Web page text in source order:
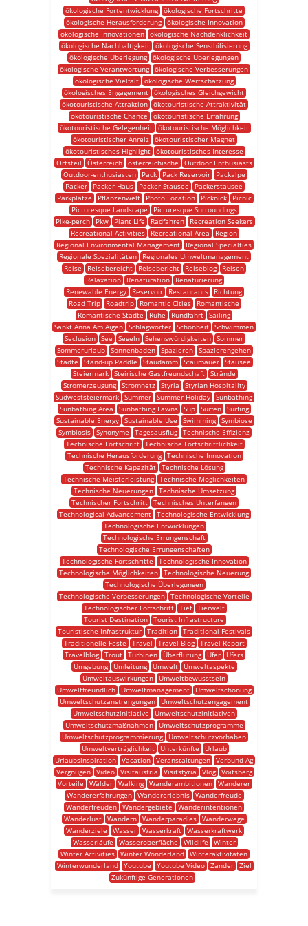
ökologische Fortentwicklung ökologische Fortschritte
ökologische Herausforderung
ökologische Innovation
ökologische Innovationen ökologische Nachdenklichkeit
ökologische Nachhaltigkeit
ökologische Sensibilisierung
ökologische Überlegung ökologische Überlegungen
ökologische Verantwortung ökologische Verbesserungen
ökologische Vielfalt
ökologische Wertschätzung
ökologisches Engagement ökologisches Gleichgewicht
ökotouristische Attraktion ökotouristische Attraktivität
ökotouristische Chance
ökotouristische Erfahrung
ökotouristische Gelegenheit
ökotouristische Möglichkeit
ökotouristischer Anreiz ökotouristischer Magnet
ökotouristisches Highlight
ökotouristisches Interesse
Ortsteil
Österreich österreichische
Outdoor Enthusiasts
Outdoor-enthusiasten
Pack Pack Reservoir
Packalpe
Packer
Packer Haus Packer Stausee
Packerstausee
Parkplätze
Pflanzenwelt Photo Location Picknick
Picnic
Picturesque Landscape
Picturesque Surroundings
Pike-perch
Pkw Plant Life Radfahren
Recreation Seekers
Recreational Activities
Recreational Area
Region
Regional Environmental Management
Regional Specialties
Regionale Spezialitäten
Regionales Umweltmanagement
Reise
Reisebereicht Reisebericht Reiseblog
Reisen
Relaxation
Renaturation
Renaturierung
Renewable Energy
Reservoir Restaurants
Richtung
Road Trip
Roadtrip Romantic Cities
Romantische
Romantische Städte
Ruhe Rundfahrt Sailing
Sankt Anna Am Aigen Schlagwörter Schönheit Schwimmen
Seclusion See Segeln Sehenswürdigkeiten Sommer
Sommerurlaub Sonnenbaden Spazieren Spazierengehen
Städte
Stand-up Paddle Staudamm Staumauer Stausee
Steiermark
Steirische Gastfreundschaft
Strände
Stromerzeugung
Stromnetz Styria
Styrian Hospitality
Südweststeiermark Summer Summer Holiday Sunbathing
Sunbathing Area
Sunbathing Lawns Sup Surfen
Surfing
Sustainable Energy
Sustainable Use Swimming
Symbiose
Symbiosis Synonyme Tagesausflug Technische Effizienz
Technische Fortschritt
Technische Fortschrittlichkeit
Technische Herausforderung
Technische Innovation
Technische Kapazität
Technische Lösung
Technische Meisterleistung Technische Möglichkeiten
Technische Neuerungen Technische Umsetzung
Technischer Fortschritt Technisches Unterfangen
Technological Advancement Technologische Entwicklung
Technologische Entwicklungen
Technologische Errungenschaft
Technologische Errungenschaften
Technologische Fortschritte
Technologische Innovation
Technologische Möglichkeiten Technologische Neuerung
Technologische Überlegungen
Technologische Verbesserungen
Technologische Vorteile
Technologischer Fortschritt
Tief
Tierwelt
Tourist Destination Tourist Infrastructure
Touristische Infrastruktur Tradition Traditional Festivals
Traditionelle Feste
Travel Travel Blog
Travel Report
Travelblog Trout Turbinen Überflutung Ufer
Ufers
Umgebung
Umleitung Umwelt
Umweltaspekte
Umweltauswirkungen
Umweltbewusstsein
Umweltfreundlich
Umweltmanagement
Umweltschonung
Umweltschutzanstrengungen
Umweltschutzengagement
Umweltschutzinitiative
Umweltschutzinitiativen
Umweltschutzmaßnahmen
Umweltschutzprogramme
Umweltschutzprogrammierung
Umweltschutzvorhaben
Umweltverträglichkeit
Unterkünfte
Urlaub
Urlaubsinspiration Vacation Veranstaltungen Verbund Ag
Vergnügen
Video Visitaustria Visitstyria Vlog
Voitsberg
Vorteile
Wälder Walking Wanderambitionen Wanderer
Wandererfahrungen
Wandererlebnis
Wanderfreude
Wanderfreuden Wandergebiete
Wanderintentionen
Wanderlust
Wandern Wanderparadies
Wanderwege
Wanderziele
Wasser Wasserkraft Wasserkraftwerk
Wasserläufe
Wasseroberfläche Wildlife
Winter
Winter Activities Winter Wonderland Winteraktivitäten
Winterwunderland
Youtube Youtube Video Zander
Ziel
Zukünftige Generationen